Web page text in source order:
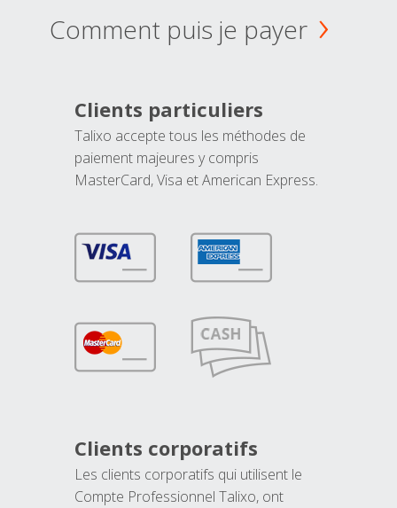
Comment puis je payer
Clients particuliers
Talixo accepte tous les méthodes de
paiement majeures y compris
MasterCard, Visa et American Express.
Clients corporatifs
Les clients corporatifs qui utilisent le
Compte Professionnel Talixo, ont